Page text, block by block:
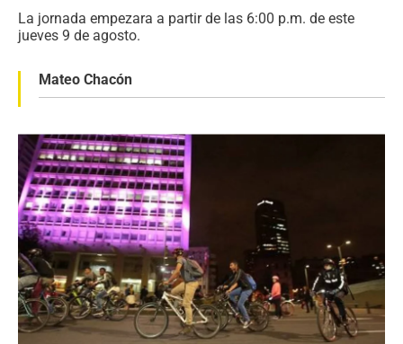
La jornada empezara a partir de las 6:00 p.m. de este
jueves 9 de agosto.
Mateo Chacón